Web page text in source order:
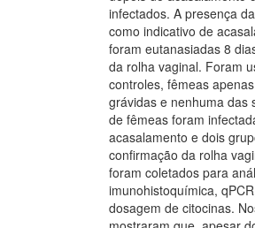
infectados. A presença
como indicativo de
foram eutanasiadas 8
da rolha vaginal. Foram
controles, fêmeas
grávidas e nenhuma das
de fêmeas foram
acasalamento e dois
confirmação da rolha
foram coletados para
imunohistoquímica,
dosagem de citocinas.